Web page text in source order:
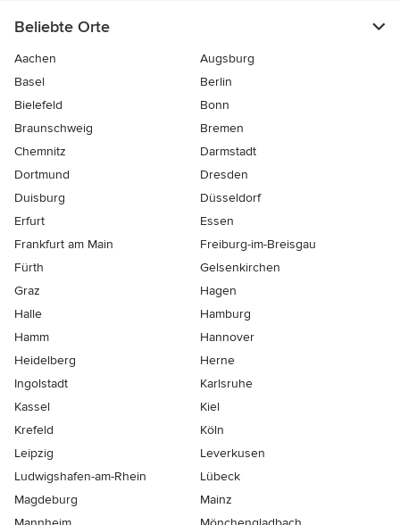
Beliebte Orte
Aachen
Augsburg
Basel
Berlin
Bielefeld
Bonn
Braunschweig
Bremen
Chemnitz
Darmstadt
Dortmund
Dresden
Duisburg
Düsseldorf
Erfurt
Essen
Frankfurt am Main
Freiburg-im-Breisgau
Fürth
Gelsenkirchen
Graz
Hagen
Halle
Hamburg
Hamm
Hannover
Heidelberg
Herne
Ingolstadt
Karlsruhe
Kassel
Kiel
Krefeld
Köln
Leipzig
Leverkusen
Ludwigshafen-am-Rhein
Lübeck
Magdeburg
Mainz